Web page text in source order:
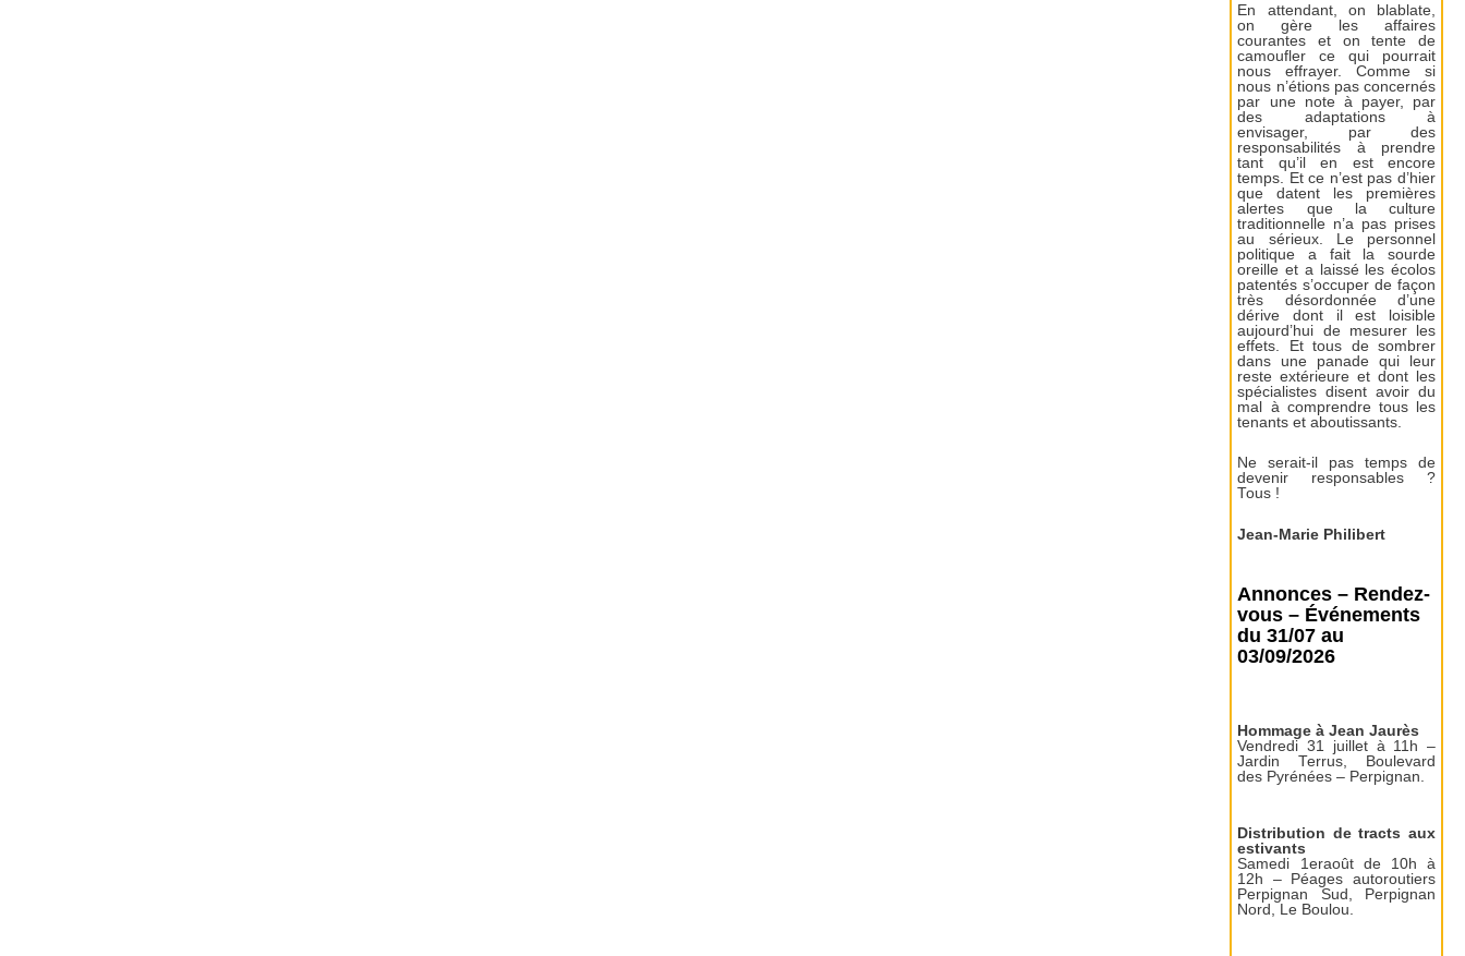
En attendant, on blablate,
on gère les affaires
courantes et on tente de
camoufler ce qui pourrait
nous effrayer. Comme si
nous n’étions pas concernés
par une note à payer, par
des adaptations à
envisager, par des
responsabilités à prendre
tant qu’il en est encore
temps. Et ce n’est pas d’hier
que datent les premières
alertes que la culture
traditionnelle n’a pas prises
au sérieux. Le personnel
politique a fait la sourde
oreille et a laissé les écolos
patentés s’occuper de façon
très désordonnée d’une
dérive dont il est loisible
aujourd’hui de mesurer les
effets. Et tous de sombrer
dans une panade qui leur
reste extérieure et dont les
spécialistes disent avoir du
mal à comprendre tous les
tenants et aboutissants.
Ne serait-il pas temps de
devenir responsables ?
Tous !
Jean-Marie Philibert
Annonces – Rendez-
vous – Événements
du 31/07 au
03/09/2026
Hommage à Jean Jaurès
Vendredi 31 juillet à 11h –
Jardin Terrus, Boulevard
des Pyrénées – Perpignan.
Distribution de tracts aux
estivants
Samedi 1eraoût de 10h à
12h – Péages autoroutiers
Perpignan Sud, Perpignan
Nord, Le Boulou.